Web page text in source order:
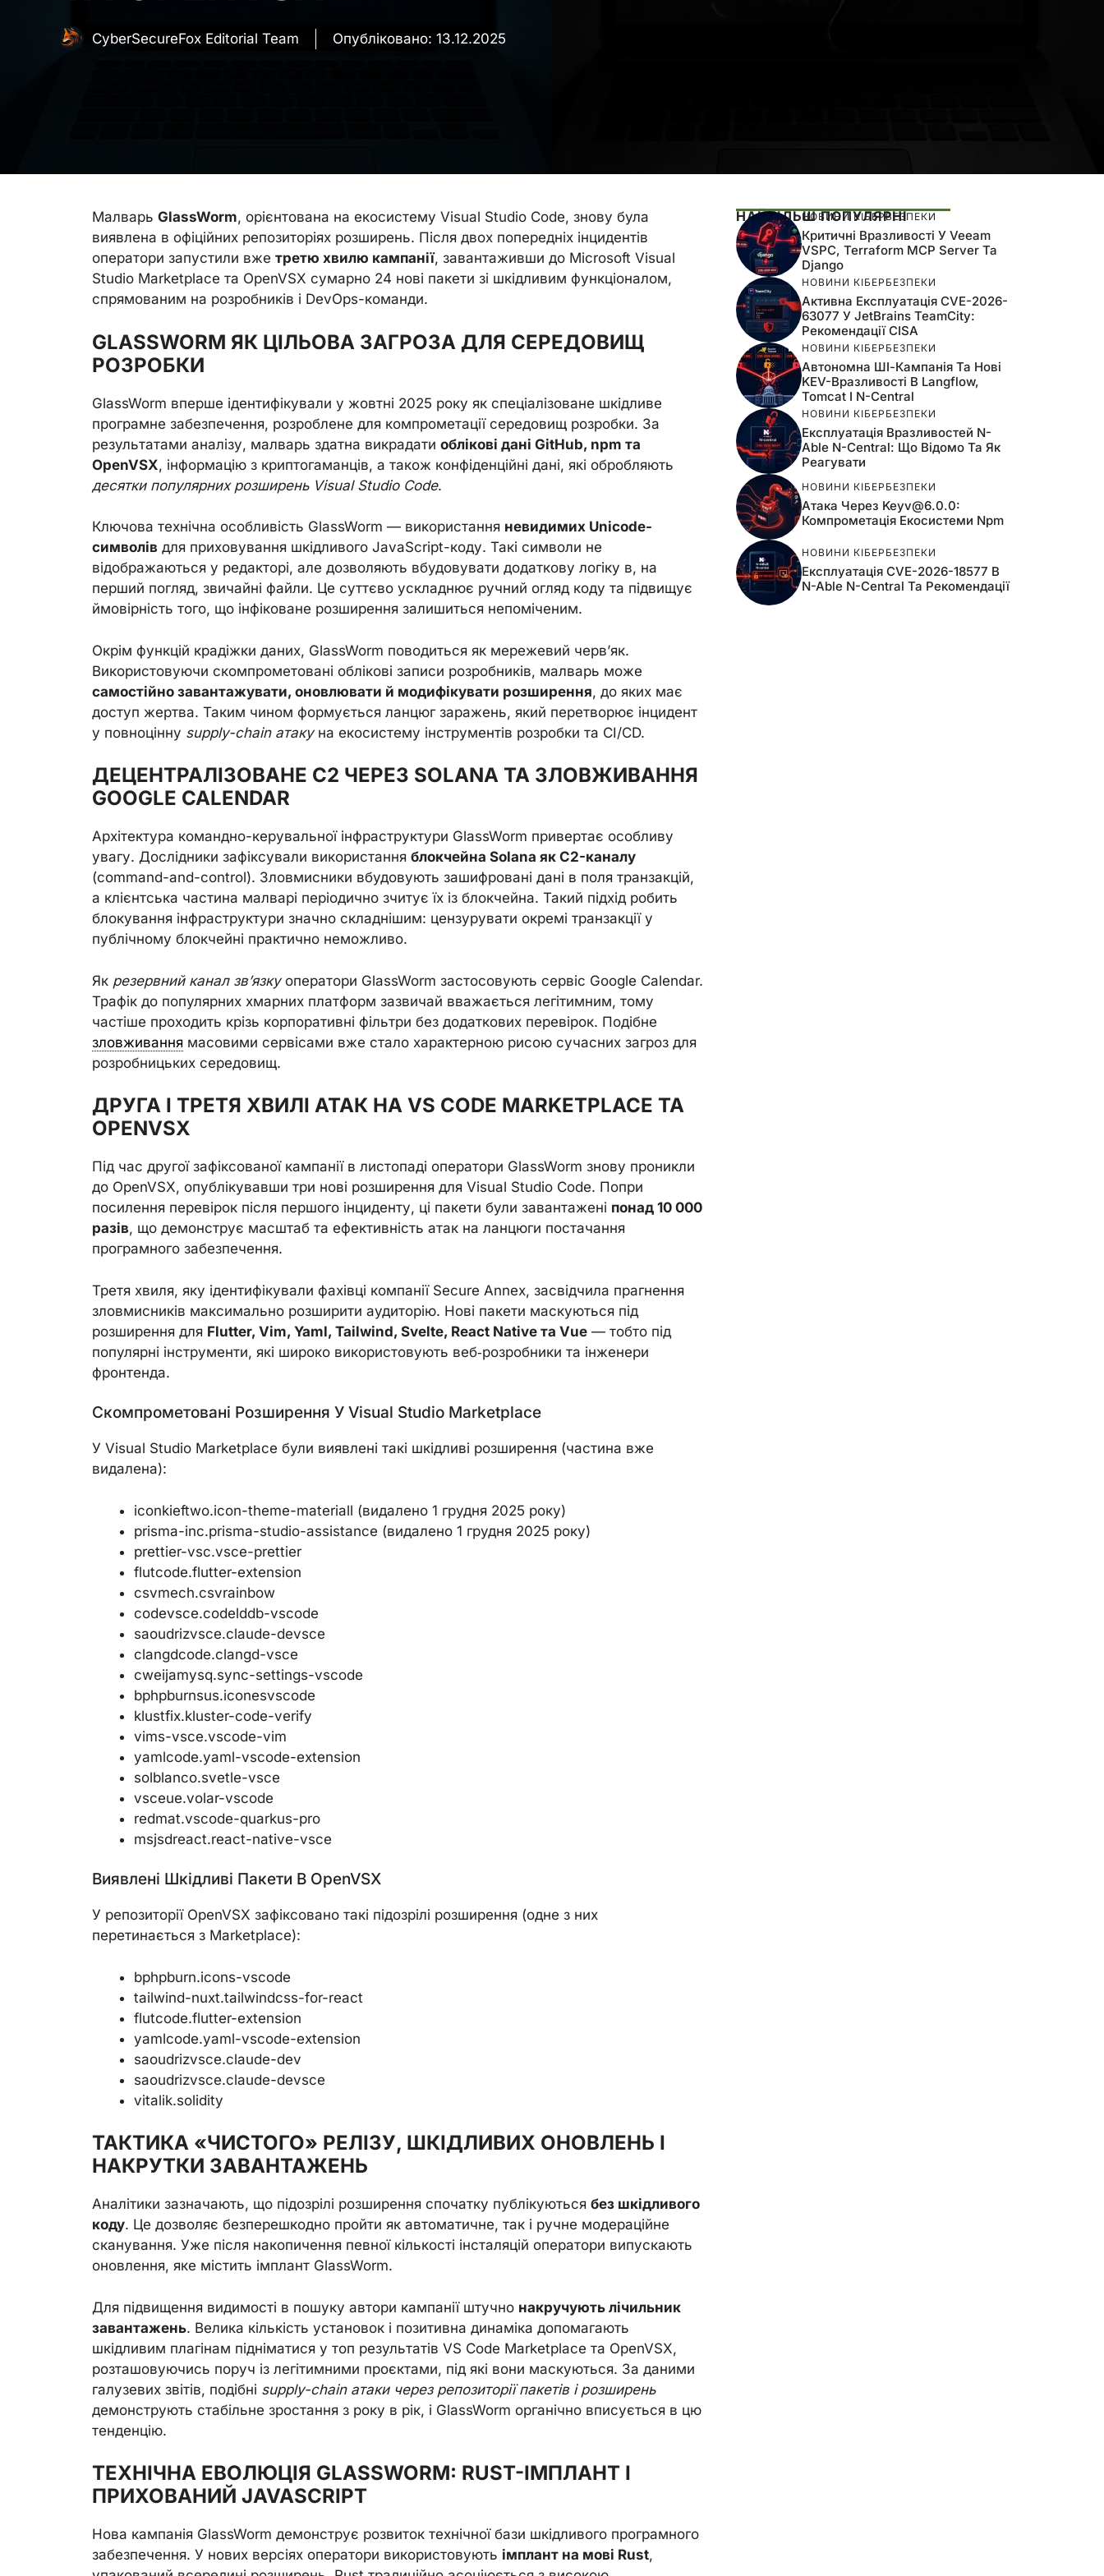
CyberSecureFox Editorial Team Опубліковано: 13.12.2025
Малварь GlassWorm, орієнтована на екосистему Visual Studio Code, знову була
виявлена в офіційних репозиторіях розширень. Після двох попередніх інцидентів
оператори запустили вже третю хвилю кампанії, завантаживши до Microsoft Visual
Studio Marketplace та OpenVSX сумарно 24 нові пакети зі шкідливим функціоналом,
спрямованим на розробників і DevOps-команди.
GLASSWORM ЯК ЦІЛЬОВА ЗАГРОЗА ДЛЯ СЕРЕДОВИЩ
РОЗРОБКИ
GlassWorm вперше ідентифікували у жовтні 2025 року як спеціалізоване шкідливе
програмне забезпечення, розроблене для компрометації середовищ розробки. За
результатами аналізу, малварь здатна викрадати облікові дані GitHub, npm та
OpenVSX, інформацію з криптогаманців, а також конфіденційні дані, які обробляють
десятки популярних розширень Visual Studio Code.
Ключова технічна особливість GlassWorm — використання невидимих Unicode-
символів для приховування шкідливого JavaScript-коду. Такі символи не
відображаються у редакторі, але дозволяють вбудовувати додаткову логіку в, на
перший погляд, звичайні файли. Це суттєво ускладнює ручний огляд коду та підвищує
ймовірність того, що інфіковане розширення залишиться непоміченим.
Окрім функцій крадіжки даних, GlassWorm поводиться як мережевий черв’як.
Використовуючи скомпрометовані облікові записи розробників, малварь може
самостійно завантажувати, оновлювати й модифікувати розширення, до яких має
доступ жертва. Таким чином формується ланцюг заражень, який перетворює інцидент
у повноцінну supply-chain атакуна екосистему інструментів розробки та CI/CD.
ДЕЦЕНТРАЛІЗОВАНЕ C2 ЧЕРЕЗ SOLANA ТА ЗЛОВЖИВАННЯ
GOOGLE CALENDAR
Архітектура командно-керувальної інфраструктури GlassWorm привертає особливу
увагу. Дослідники зафіксували використання блокчейна Solana як C2-каналу
(command-and-control). Зловмисники вбудовують зашифровані дані в поля транзакцій,
а клієнтська частина малварі періодично зчитує їх із блокчейна. Такий підхід робить
блокування інфраструктури значно складнішим: цензурувати окремі транзакції у
публічному блокчейні практично неможливо.
Як резервний канал зв’язкуоператори GlassWorm застосовують сервіс Google Calendar.
Трафік до популярних хмарних платформ зазвичай вважається легітимним, тому
частіше проходить крізь корпоративні фільтри без додаткових перевірок. Подібне
зловживання масовими сервісами вже стало характерною рисою сучасних загроз для
розробницьких середовищ.
ДРУГА І ТРЕТЯ ХВИЛІ АТАК НА VS CODE MARKETPLACE ТА
OPENVSX
Під час другої зафіксованої кампанії в листопаді оператори GlassWorm знову проникли
до OpenVSX, опублікувавши три нові розширення для Visual Studio Code. Попри
посилення перевірок після першого інциденту, ці пакети були завантажені понад 10 000
разів, що демонструє масштаб та ефективність атак на ланцюги постачання
програмного забезпечення.
Третя хвиля, яку ідентифікували фахівці компанії Secure Annex, засвідчила прагнення
зловмисників максимально розширити аудиторію. Нові пакети маскуються під
розширення для Flutter, Vim, Yaml, Tailwind, Svelte, React Native та Vue — тобто під
популярні інструменти, які широко використовують веб‑розробники та інженери
фронтенда.
Скомпрометовані Розширення У Visual Studio Marketplace
У Visual Studio Marketplace були виявлені такі шкідливі розширення (частина вже
видалена):
iconkieftwo.icon-theme-materiall (видалено 1 грудня 2025 року)
prisma-inc.prisma-studio-assistance (видалено 1 грудня 2025 року)
prettier-vsc.vsce-prettier
flutcode.flutter-extension
csvmech.csvrainbow
codevsce.codelddb-vscode
saoudrizvsce.claude-devsce
clangdcode.clangd-vsce
cweijamysq.sync-settings-vscode
bphpburnsus.iconesvscode
klustfix.kluster-code-verify
vims-vsce.vscode-vim
yamlcode.yaml-vscode-extension
solblanco.svetle-vsce
vsceue.volar-vscode
redmat.vscode-quarkus-pro
msjsdreact.react-native-vsce
Виявлені Шкідливі Пакети В OpenVSX
У репозиторії OpenVSX зафіксовано такі підозрілі розширення (одне з них
перетинається з Marketplace):
bphpburn.icons-vscode
tailwind-nuxt.tailwindcss-for-react
flutcode.flutter-extension
yamlcode.yaml-vscode-extension
saoudrizvsce.claude-dev
saoudrizvsce.claude-devsce
vitalik.solidity
ТАКТИКА «ЧИСТОГО» РЕЛІЗУ, ШКІДЛИВИХ ОНОВЛЕНЬ І
НАКРУТКИ ЗАВАНТАЖЕНЬ
Аналітики зазначають, що підозрілі розширення спочатку публікуються без шкідливого
коду. Це дозволяє безперешкодно пройти як автоматичне, так і ручне модераційне
сканування. Уже після накопичення певної кількості інсталяцій оператори випускають
оновлення, яке містить імплант GlassWorm.
Для підвищення видимості в пошуку автори кампанії штучно накручують лічильник
завантажень. Велика кількість установок і позитивна динаміка допомагають
шкідливим плагінам підніматися у топ результатів VS Code Marketplace та OpenVSX,
розташовуючись поруч із легітимними проєктами, під які вони маскуються. За даними
галузевих звітів, подібні supply-chain атаки через репозиторії пакетів і розширень
демонструють стабільне зростання з року в рік, і GlassWorm органічно вписується в цю
тенденцію.
ТЕХНІЧНА ЕВОЛЮЦІЯ GLASSWORM: RUST-ІМПЛАНТ І
ПРИХОВАНИЙ JAVASCRIPT
Нова кампанія GlassWorm демонструє розвиток технічної бази шкідливого програмного
забезпечення. У нових версіях оператори використовують імплант на мові Rust,
НАЙБІЛЬШ ПОПУЛЯРНІ
НОВИНИ КІБЕРБЕЗПЕКИ
Критичні Вразливості У Veeam
VSPC, Terraform MCP Server Та
Django
НОВИНИ КІБЕРБЕЗПЕКИ
Активна Експлуатація CVE-2026-
63077 У JetBrains TeamCity:
Рекомендації CISA
НОВИНИ КІБЕРБЕЗПЕКИ
Автономна ШІ-Кампанія Та Нові
KEV-Вразливості В Langflow,
Tomcat І N-Central
НОВИНИ КІБЕРБЕЗПЕКИ
Експлуатація Вразливостей N-
Able N-Central: Що Відомо Та Як
Реагувати
НОВИНИ КІБЕРБЕЗПЕКИ
Атака Через Keyv@6.0.0:
Компрометація Екосистеми Npm
НОВИНИ КІБЕРБЕЗПЕКИ
Експлуатація CVE-2026-18577 В
N-Able N-Central Та Рекомендації